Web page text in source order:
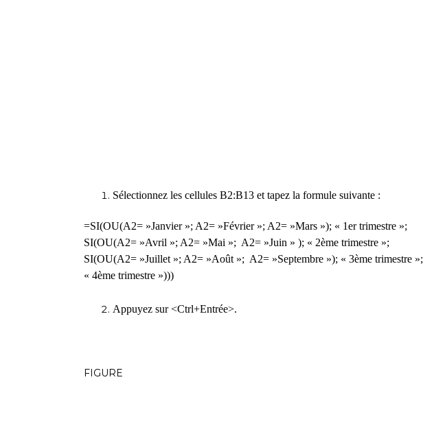
Sélectionnez les cellules B2:B13 et tapez la formule suivante :
=SI(OU(A2= »Janvier »; A2= »Février »; A2= »Mars »); « 1er trimestre »;
SI(OU(A2= »Avril »; A2= »Mai »; A2= »Juin » ); « 2ème trimestre »;
SI(OU(A2= »Juillet »; A2= »Août »; A2= »Septembre »); « 3ème trimestre »;
« 4ème trimestre »)))
Appuyez sur <Ctrl+Entrée>.
FIGURE